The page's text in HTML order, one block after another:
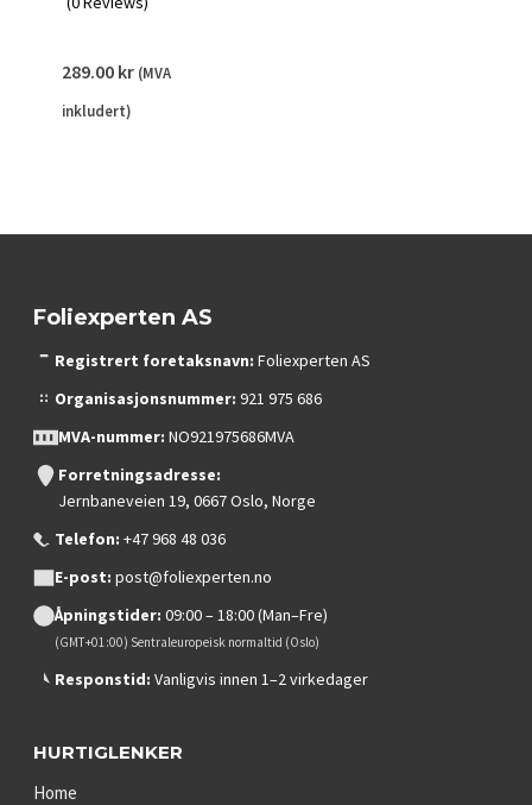
289.00 kr (MVA
inkludert)
Foliexperten AS
Registrert foretaksnavn: Foliexperten AS
Organisasjonsnummer: 921 975 686
MVA-nummer: NO921975686MVA
Forretningsadresse:
Jernbaneveien 19, 0667 Oslo, Norge
Telefon: +47 968 48 036
E-post: post@foliexperten.no
Åpningstider: 09:00 – 18:00 (Man–Fre)
(GMT+01:00) Sentraleuropeisk normaltid (Oslo)
Responstid: Vanligvis innen 1–2 virkedager
HURTIGLENKER
Home